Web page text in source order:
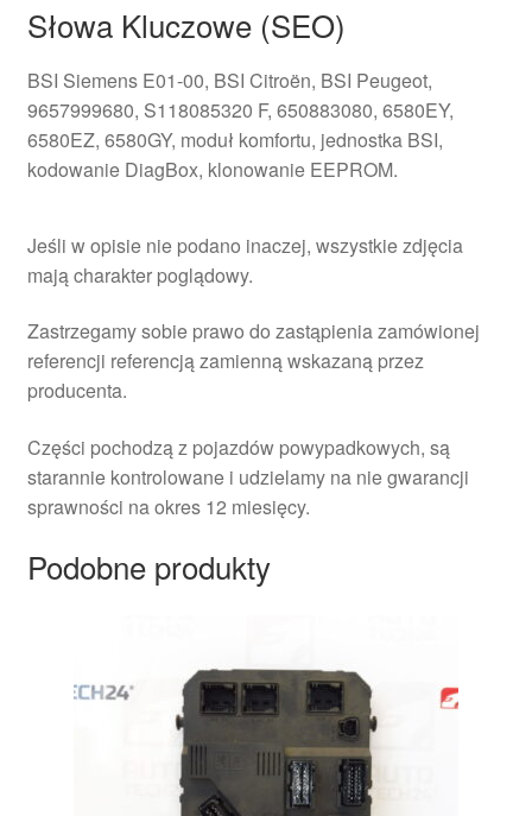
Słowa Kluczowe (SEO)
BSI Siemens E01-00, BSI Citroën, BSI Peugeot,
9657999680, S118085320 F, 650883080, 6580EY,
6580EZ, 6580GY, moduł komfortu, jednostka BSI,
kodowanie DiagBox, klonowanie EEPROM.
Jeśli w opisie nie podano inaczej, wszystkie zdjęcia
mają charakter poglądowy.
Zastrzegamy sobie prawo do zastąpienia zamówionej
referencji referencją zamienną wskazaną przez
producenta.
Części pochodzą z pojazdów powypadkowych, są
starannie kontrolowane i udzielamy na nie gwarancji
sprawności na okres 12 miesięcy.
Podobne produkty